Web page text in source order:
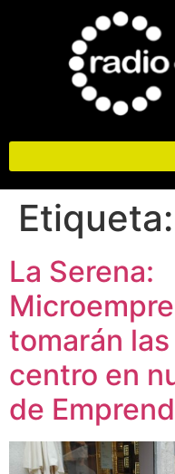
Etiqueta:
La Serena:
tomarán
centro en
de